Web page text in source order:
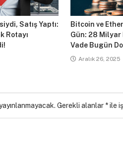
Satış Yaptı:
Rotayı
Bitcoin ve
Gün: 28 Milyar
Vade Bugün
Aralık 26, 2025
Gerekli alanlar *ile